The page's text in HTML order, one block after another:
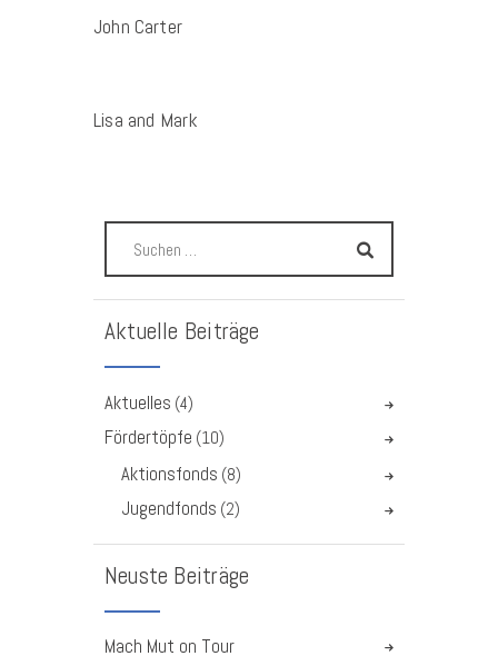
John Carter
Lisa and Mark
Aktuelle Beiträge
Aktuelles (4)
Fördertöpfe (10)
Aktionsfonds (8)
Jugendfonds (2)
Neuste Beiträge
Mach Mut on Tour